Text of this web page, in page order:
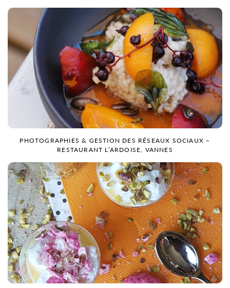
PHOTOGRAPHIES & GESTION DES RÉSEAUX SOCIAUX –
RESTAURANT L’ARDOISE, VANNES